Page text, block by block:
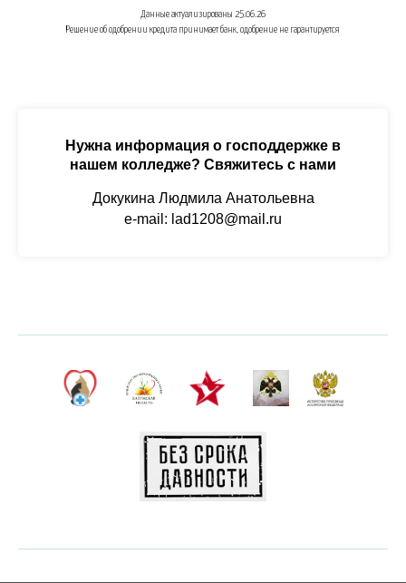
Данные актуализированы 25.06.26
Решение об одобрении кредита принимает банк, одобрение не гарантируется
Нужна информация о господдержке в
нашем колледже? Свяжитесь с нами
Докукина Людмила Анатольевна
e-mail: lad1208@mail.ru
просвещения
Российской Федерации
Памятные даты военной
истории